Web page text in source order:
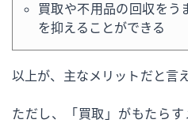
買取や不用品の回収をう
を抑えることができる
以上が、主なメリットだと言
ただし、「買取」がもたら